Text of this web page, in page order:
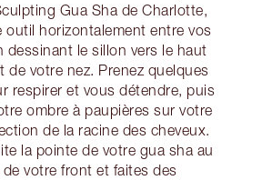
Gua Sha de Charlotte,
outil horizontalement entre vos
dessinant le sillon vers le haut
de votre nez. Prenez quelques
respirer et vous détendre, puis
ombre à paupières sur votre
de la racine des cheveux.
la pointe de votre gua sha au
votre front et faites des